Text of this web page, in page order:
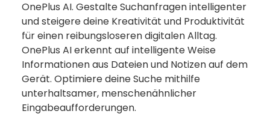
OnePlus AI. Gestalte Suchanfragen intelligenter
und steigere deine Kreativität und Produktivität
für einen reibungsloseren digitalen Alltag.
OnePlus AI erkennt auf intelligente Weise
Informationen aus Dateien und Notizen auf dem
Gerät. Optimiere deine Suche mithilfe
unterhaltsamer, menschenähnlicher
Eingabeaufforderungen.